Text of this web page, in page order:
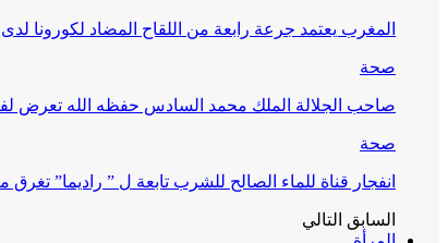
المغرب يعتمد جرعة رابعة من اللقاح المضاد لكورونا لدى البالغين 60 سنة
صحة
صاحب الجلالة الملك محمد السادس حفظه الله تعرض لفيروس
صحة
انفجار قناة للماء الصالح للشرب تابعة ل ” راديما”
السابق التالي